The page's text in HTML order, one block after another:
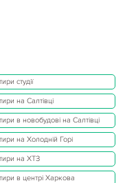
студії
на Салтівці
в новобудові на Салтівці
на Холодній Горі
на ХТЗ
в центрі Харкова